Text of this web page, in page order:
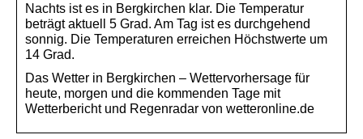
Nachts ist es in Bergkirchen klar. Die Temperatur
beträgt aktuell 5 Grad. Am Tag ist es durchgehend
sonnig. Die Temperaturen erreichen Höchstwerte um
14 Grad.
Das Wetter in Bergkirchen – Wettervorhersage für
heute, morgen und die kommenden Tage mit
Wetterbericht und Regenradar von wetteronline.de